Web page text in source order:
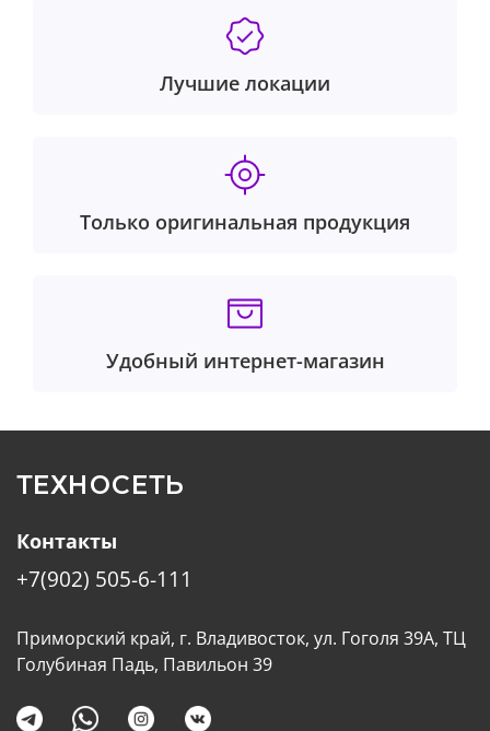
Лучшие локации
Только оригинальная продукция
Удобный интернет-магазин
ТЕХНОСЕТЬ
Контакты
+7(902) 505-6-111
Приморский край, г. Владивосток, ул. Гоголя 39А, ТЦ
Голубиная Падь, Павильон 39